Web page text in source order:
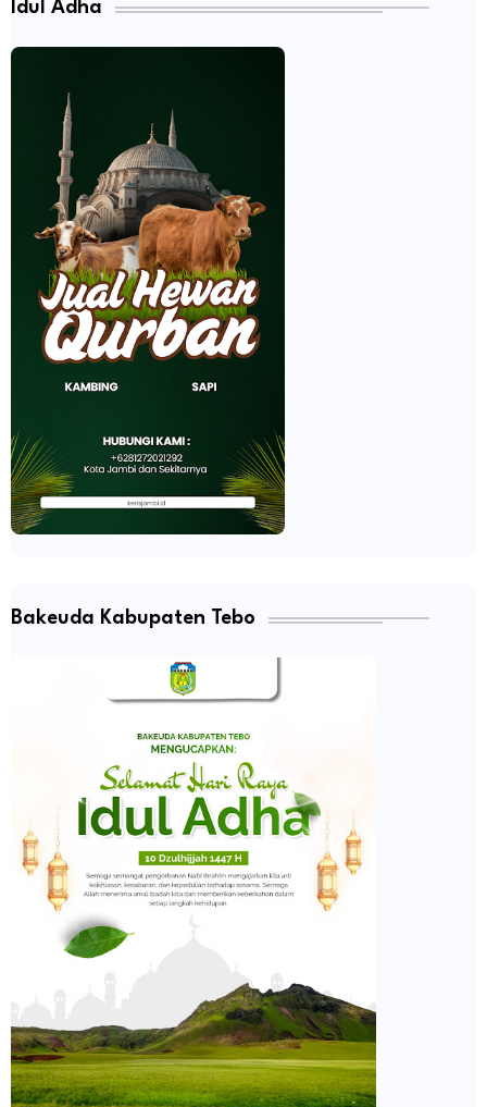
Idul Adha
Bakeuda Kabupaten Tebo